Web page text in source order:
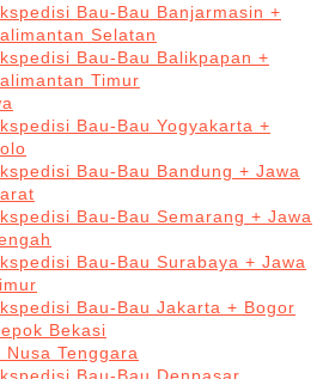
Bau-Bau Banjarmasin +
Selatan
Bau-Bau Balikpapan +
Timur
Bau-Bau Yogyakarta +
Bau-Bau Bandung + Jawa
Bau-Bau Semarang + Jawa
Bau-Bau Surabaya + Jawa
Bau-Bau Jakarta + Bogor
Bekasi
Nusa Tenggara